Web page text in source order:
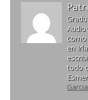
como
en
todo
Garcia